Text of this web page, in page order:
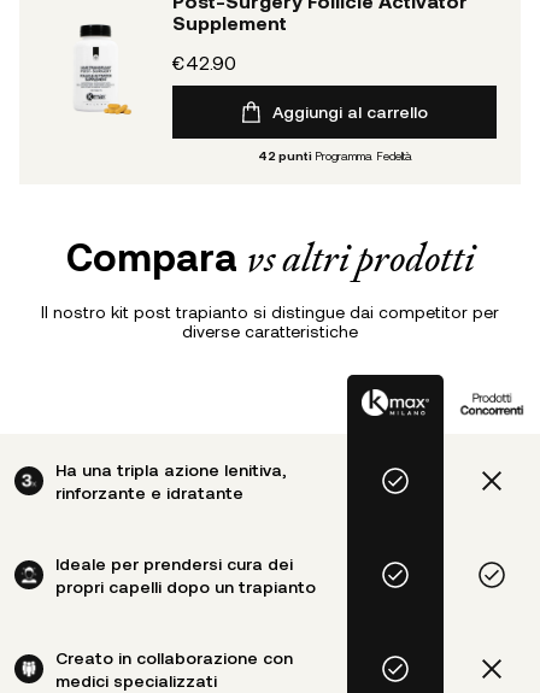
Supplement
€42.90
Aggiungi al carrello
42 punti Programma Fedeltà
Compara vs altri prodotti
Il nostro kit post trapianto si distingue dai competitor per
diverse caratteristiche
Ha una tripla azione lenitiva,
rinforzante e idratante
Ideale per prendersi cura dei
propri capelli dopo un trapianto
Creato in collaborazione con
medici specializzati